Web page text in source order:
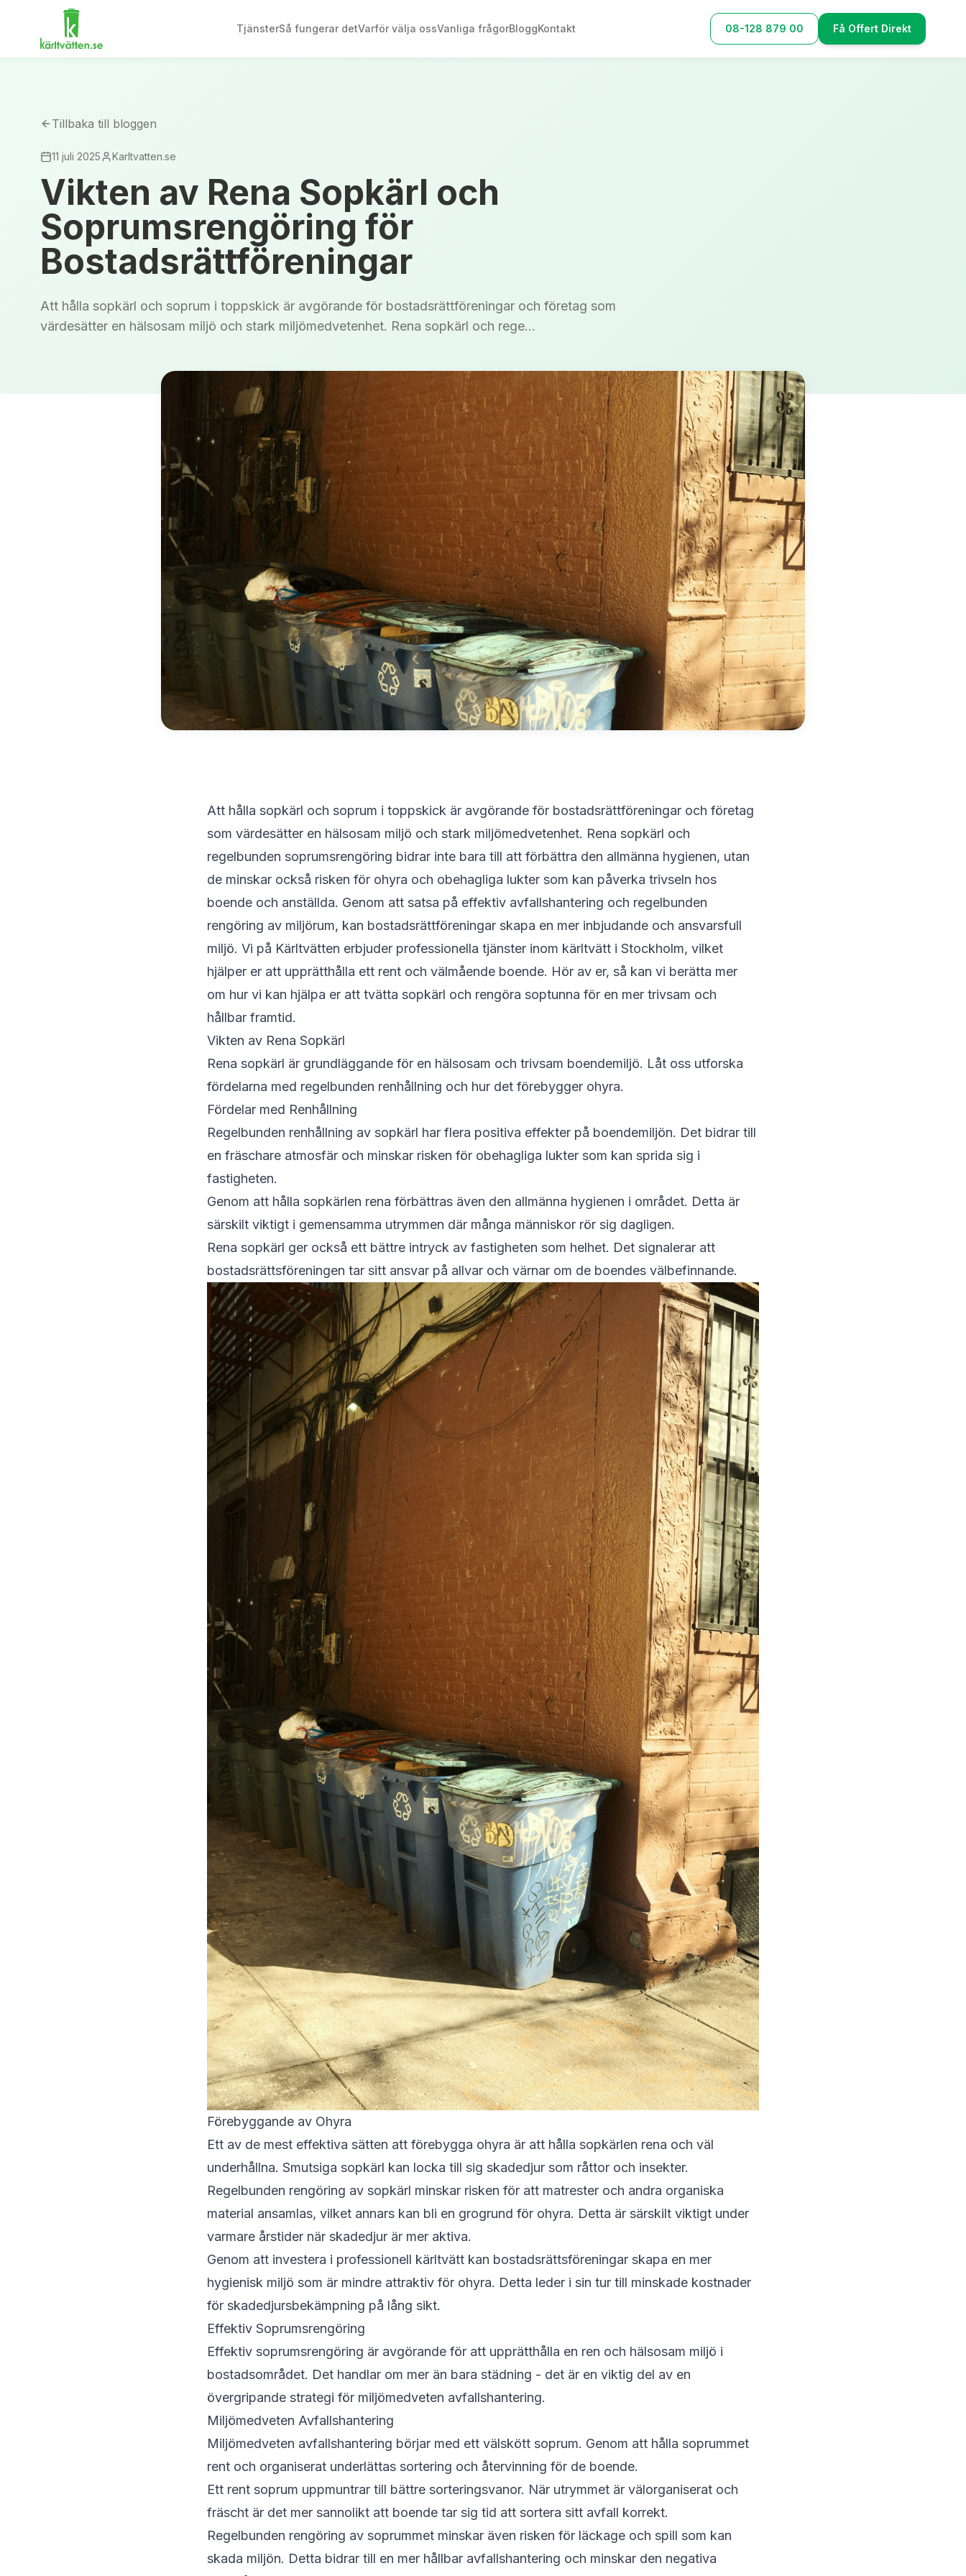
TjänsterSå fungerar detVarför välja ossVanliga frågorBloggKontakt 08-128 879 00 Få Offert Direkt
Tillbaka till bloggen
11 juli 2025 Karltvatten.se
Vikten av Rena Sopkärl och
Soprumsrengöring för
Bostadsrättföreningar
Att hålla sopkärl och soprum i toppskick är avgörande för bostadsrättföreningar och företag som
värdesätter en hälsosam miljö och stark miljömedvetenhet. Rena sopkärl och rege...
Att hålla sopkärl och soprum i toppskick är avgörande för bostadsrättföreningar och företag
som värdesätter en hälsosam miljö och stark miljömedvetenhet. Rena sopkärl och
regelbunden soprumsrengöring bidrar inte bara till att förbättra den allmänna hygienen, utan
de minskar också risken för ohyra och obehagliga lukter som kan påverka trivseln hos
boende och anställda. Genom att satsa på effektiv avfallshantering och regelbunden
rengöring av miljörum, kan bostadsrättföreningar skapa en mer inbjudande och ansvarsfull
miljö. Vi på Kärltvätten erbjuder professionella tjänster inom kärltvätt i Stockholm, vilket
hjälper er att upprätthålla ett rent och välmående boende. Hör av er, så kan vi berätta mer
om hur vi kan hjälpa er att tvätta sopkärl och rengöra soptunna för en mer trivsam och
hållbar framtid.
Vikten av Rena Sopkärl
Rena sopkärl är grundläggande för en hälsosam och trivsam boendemiljö. Låt oss utforska
fördelarna med regelbunden renhållning och hur det förebygger ohyra.
Fördelar med Renhållning
Regelbunden renhållning av sopkärl har flera positiva effekter på boendemiljön. Det bidrar till
en fräschare atmosfär och minskar risken för obehagliga lukter som kan sprida sig i
fastigheten.
Genom att hålla sopkärlen rena förbättras även den allmänna hygienen i området. Detta är
särskilt viktigt i gemensamma utrymmen där många människor rör sig dagligen.
Rena sopkärl ger också ett bättre intryck av fastigheten som helhet. Det signalerar att
bostadsrättsföreningen tar sitt ansvar på allvar och värnar om de boendes välbefinnande.
Förebyggande av Ohyra
Ett av de mest effektiva sätten att förebygga ohyra är att hålla sopkärlen rena och väl
underhållna. Smutsiga sopkärl kan locka till sig skadedjur som råttor och insekter.
Regelbunden rengöring av sopkärl minskar risken för att matrester och andra organiska
material ansamlas, vilket annars kan bli en grogrund för ohyra. Detta är särskilt viktigt under
varmare årstider när skadedjur är mer aktiva.
Genom att investera i professionell kärltvätt kan bostadsrättsföreningar skapa en mer
hygienisk miljö som är mindre attraktiv för ohyra. Detta leder i sin tur till minskade kostnader
för skadedjursbekämpning på lång sikt.
Effektiv Soprumsrengöring
Effektiv soprumsrengöring är avgörande för att upprätthålla en ren och hälsosam miljö i
bostadsområdet. Det handlar om mer än bara städning - det är en viktig del av en
övergripande strategi för miljömedveten avfallshantering.
Miljömedveten Avfallshantering
Miljömedveten avfallshantering börjar med ett välskött soprum. Genom att hålla soprummet
rent och organiserat underlättas sortering och återvinning för de boende.
Ett rent soprum uppmuntrar till bättre sorteringsvanor. När utrymmet är välorganiserat och
fräscht är det mer sannolikt att boende tar sig tid att sortera sitt avfall korrekt.
Regelbunden rengöring av soprummet minskar även risken för läckage och spill som kan
skada miljön. Detta bidrar till en mer hållbar avfallshantering och minskar den negativa